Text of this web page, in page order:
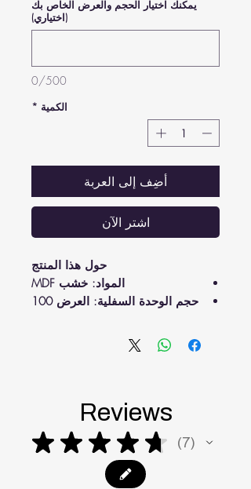
يمكنك اختيار الحجم والعرض الخاص بك
(اختياري)
0/500
الكمية *
أضِف إلى العربة
اشترِ الآن
حول هذا المنتج
المواد: خشب MDF
حجم الوحدة السفلية: العرض 100
هذا المنتج له مواصفات خاصة ويتم
تصنيعه خصيصًا لك حسب الطلب
Reviews
★ ★ ★ ★ ★ 7
7